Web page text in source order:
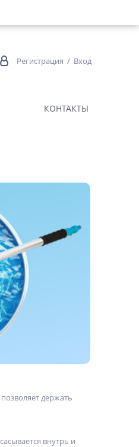
Регистрация / Вход
КОНТАКТЫ
держать
внутрь и